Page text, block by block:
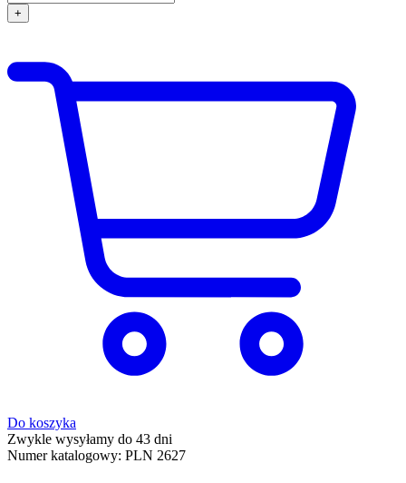
+
Do koszyka
Zwykle wysyłamy do 43 dni
Numer katalogowy: PLN 2627